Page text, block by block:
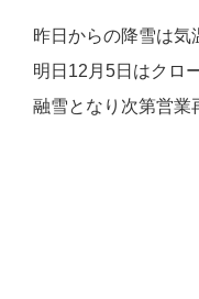
昨日からの降雪は気
明日12月5日はクロ
融雪となり次第営業